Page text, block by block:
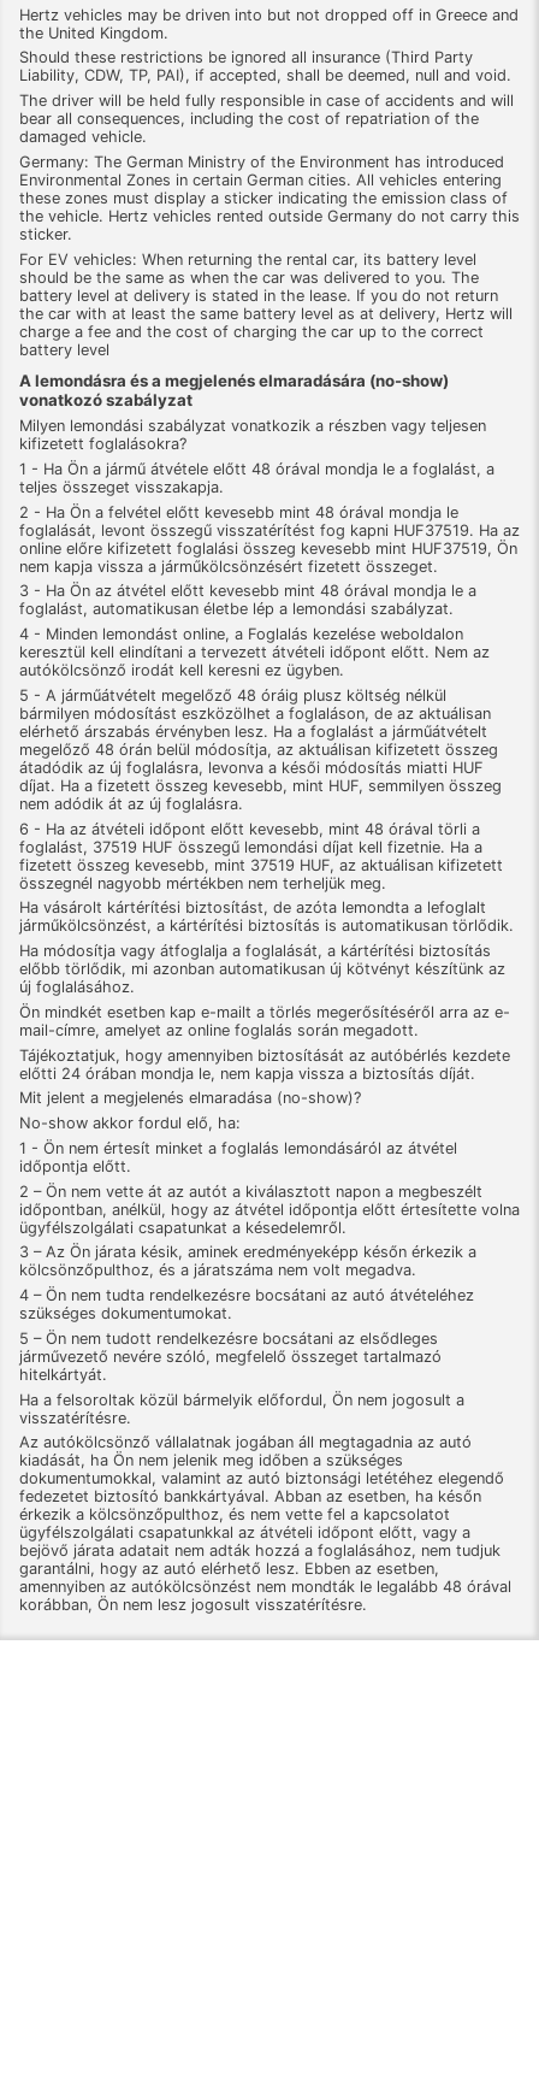
Hertz vehicles may be driven into but not dropped off in Greece and
the United Kingdom.
Should these restrictions be ignored all insurance (Third Party
Liability, CDW, TP, PAI), if accepted, shall be deemed, null and void.
The driver will be held fully responsible in case of accidents and will
bear all consequences, including the cost of repatriation of the
damaged vehicle.
Germany: The German Ministry of the Environment has introduced
Environmental Zones in certain German cities. All vehicles entering
these zones must display a sticker indicating the emission class of
the vehicle. Hertz vehicles rented outside Germany do not carry this
sticker.
For EV vehicles: When returning the rental car, its battery level
should be the same as when the car was delivered to you. The
battery level at delivery is stated in the lease. If you do not return
the car with at least the same battery level as at delivery, Hertz will
charge a fee and the cost of charging the car up to the correct
battery level
A lemondásra és a megjelenés elmaradására (no-show)
vonatkozó szabályzat
Milyen lemondási szabályzat vonatkozik a részben vagy teljesen
kifizetett foglalásokra?
1 - Ha Ön a jármű átvétele előtt 48 órával mondja le a foglalást, a
teljes összeget visszakapja.
2 - Ha Ön a felvétel előtt kevesebb mint 48 órával mondja le
foglalását, levont összegű visszatérítést fog kapni HUF37519. Ha az
online előre kifizetett foglalási összeg kevesebb mint HUF37519, Ön
nem kapja vissza a járműkölcsönzésért fizetett összeget.
3 - Ha Ön az átvétel előtt kevesebb mint 48 órával mondja le a
foglalást, automatikusan életbe lép a lemondási szabályzat.
4 - Minden lemondást online, a Foglalás kezelése weboldalon
keresztül kell elindítani a tervezett átvételi időpont előtt. Nem az
autókölcsönző irodát kell keresni ez ügyben.
5 - A járműátvételt megelőző 48 óráig plusz költség nélkül
bármilyen módosítást eszközölhet a foglaláson, de az aktuálisan
elérhető árszabás érvényben lesz. Ha a foglalást a járműátvételt
megelőző 48 órán belül módosítja, az aktuálisan kifizetett összeg
átadódik az új foglalásra, levonva a késői módosítás miatti HUF
díjat. Ha a fizetett összeg kevesebb, mint HUF, semmilyen összeg
nem adódik át az új foglalásra.
6 - Ha az átvételi időpont előtt kevesebb, mint 48 órával törli a
foglalást, 37519 HUF összegű lemondási díjat kell fizetnie. Ha a
fizetett összeg kevesebb, mint 37519 HUF, az aktuálisan kifizetett
összegnél nagyobb mértékben nem terheljük meg.
Ha vásárolt kártérítési biztosítást, de azóta lemondta a lefoglalt
járműkölcsönzést, a kártérítési biztosítás is automatikusan törlődik.
Ha módosítja vagy átfoglalja a foglalását, a kártérítési biztosítás
előbb törlődik, mi azonban automatikusan új kötvényt készítünk az
új foglalásához.
Ön mindkét esetben kap e-mailt a törlés megerősítéséről arra az e-
mail-címre, amelyet az online foglalás során megadott.
Tájékoztatjuk, hogy amennyiben biztosítását az autóbérlés kezdete
előtti 24 órában mondja le, nem kapja vissza a biztosítás díját.
Mit jelent a megjelenés elmaradása (no-show)?
No-show akkor fordul elő, ha:
1 - Ön nem értesít minket a foglalás lemondásáról az átvétel
időpontja előtt.
2 – Ön nem vette át az autót a kiválasztott napon a megbeszélt
időpontban, anélkül, hogy az átvétel időpontja előtt értesítette volna
ügyfélszolgálati csapatunkat a késedelemről.
3 – Az Ön járata késik, aminek eredményeképp későn érkezik a
kölcsönzőpulthoz, és a járatszáma nem volt megadva.
4 – Ön nem tudta rendelkezésre bocsátani az autó átvételéhez
szükséges dokumentumokat.
5 – Ön nem tudott rendelkezésre bocsátani az elsődleges
járművezető nevére szóló, megfelelő összeget tartalmazó
hitelkártyát.
Ha a felsoroltak közül bármelyik előfordul, Ön nem jogosult a
visszatérítésre.
Az autókölcsönző vállalatnak jogában áll megtagadnia az autó
kiadását, ha Ön nem jelenik meg időben a szükséges
dokumentumokkal, valamint az autó biztonsági letétéhez elegendő
fedezetet biztosító bankkártyával. Abban az esetben, ha későn
érkezik a kölcsönzőpulthoz, és nem vette fel a kapcsolatot
ügyfélszolgálati csapatunkkal az átvételi időpont előtt, vagy a
bejövő járata adatait nem adták hozzá a foglalásához, nem tudjuk
garantálni, hogy az autó elérhető lesz. Ebben az esetben,
amennyiben az autókölcsönzést nem mondták le legalább 48 órával
korábban, Ön nem lesz jogosult visszatérítésre.